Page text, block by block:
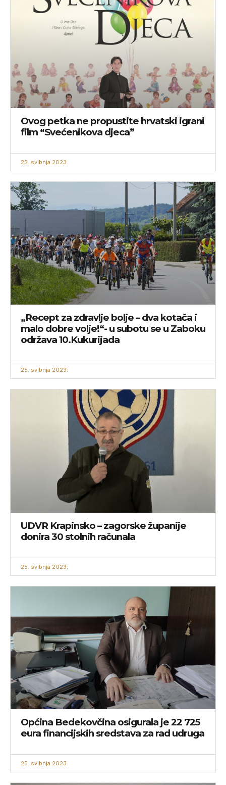
Ovog petka ne propustite hrvatski igrani
film “Svećenikova djeca”
25. svibnja 2023.
„Recept za zdravlje bolje – dva kotača i
malo dobre volje!“- u subotu se u Zaboku
održava 10.Kukurijada
25. svibnja 2023.
UDVR Krapinsko – zagorske županije
donira 30 stolnih računala
25. svibnja 2023.
Općina Bedekovčina osigurala je 22 725
eura financijskih sredstava za rad udruga
25. svibnja 2023.